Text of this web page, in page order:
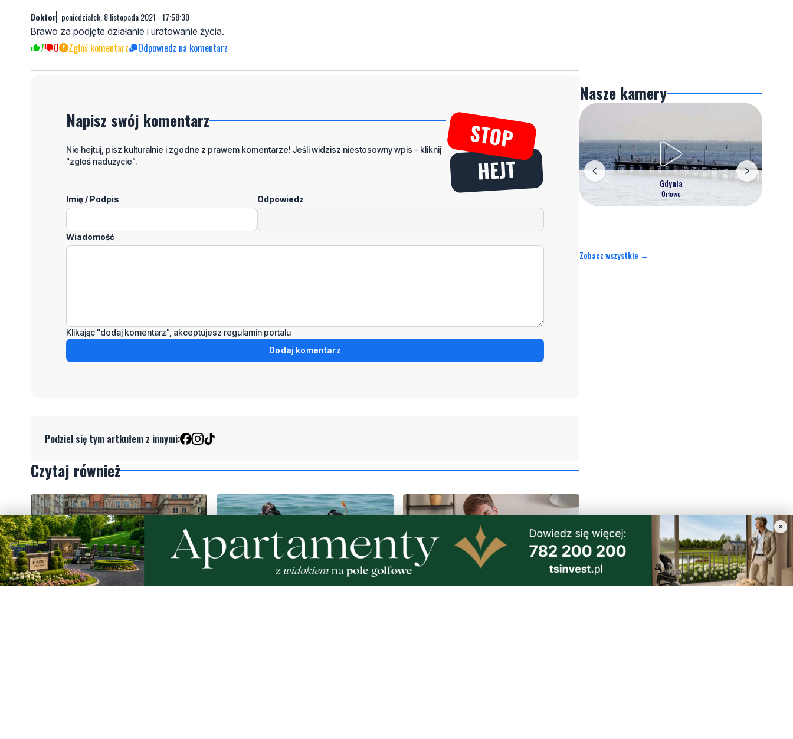
Doktor poniedziałek, 8 listopada 2021 - 17:58:30
Brawo za podjęte działanie i uratowanie życia.
7 0 Zgłoś komentarz Odpowiedz na komentarz
Napisz swój komentarz
Nie hejtuj, pisz kulturalnie i zgodne z prawem komentarze! Jeśli widzisz niestosowny wpis - kliknij
"zgłoś nadużycie".
Imię / Podpis Odpowiedz
Wiadomość
Klikając "dodaj komentarz", akceptujesz regulamin portalu
Dodaj komentarz
Podziel się tym artkułem z innymi:
Czytaj również
2 MATERIAŁ PARTNERA
Nasze kamery
Gdynia
Orłowo
Zobacz wszystkie →
×